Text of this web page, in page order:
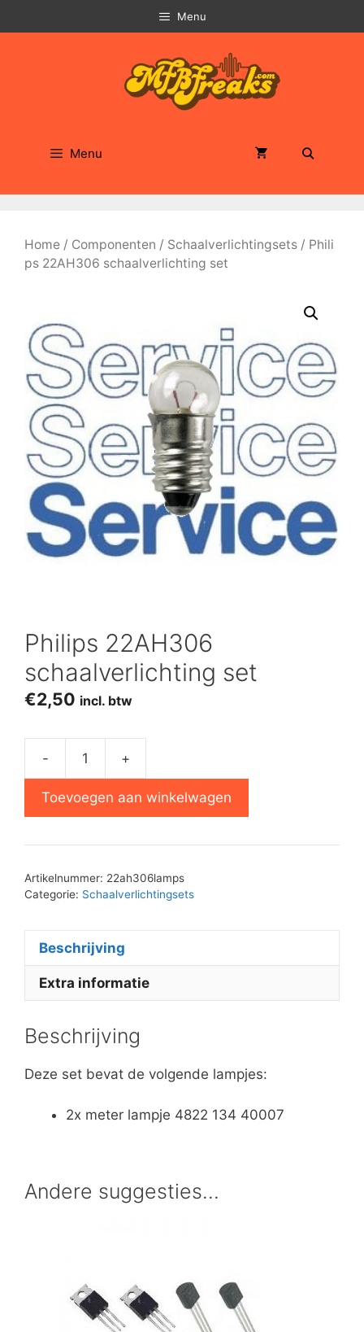
naar
Menu
Menu
Home / Componenten / Schaalverlichtingsets / Phili
ps 22AH306 schaalverlichting set
Philips 22AH306
schaalverlichting set
€2,50 incl. btw
-
schaalverlichting
aantal
+
Toevoegen aan winkelwagen
Artikelnummer: 22ah306lamps
Categorie: Schaalverlichtingsets
Beschrijving
Extra informatie
Beschrijving
Deze set bevat de volgende lampjes:
2x meter lampje 4822 134 40007
Andere suggesties…